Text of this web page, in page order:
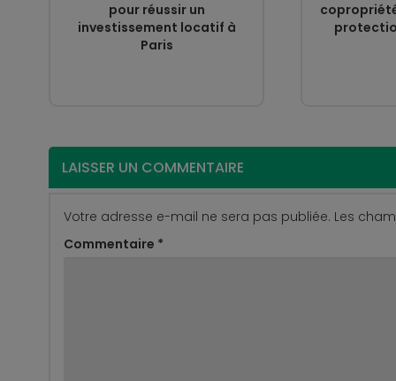
pour réussir un
investissement locatif à
Paris
LAISSER UN COMMENTAIRE
Votre adresse e-mail ne sera pas publiée. Les
Commentaire *